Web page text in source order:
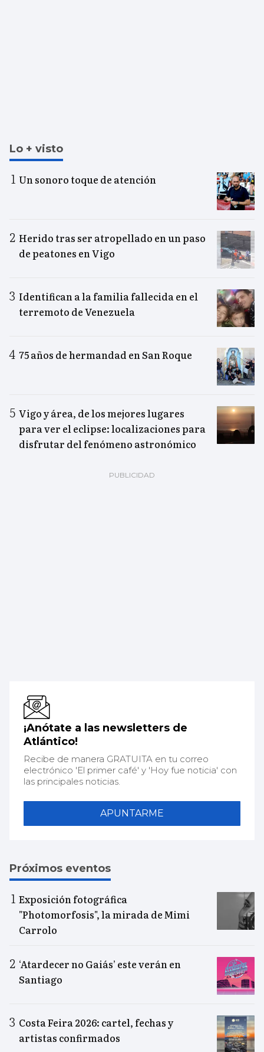
Lo + visto
Un sonoro toque de atención
Herido tras ser atropellado en un paso
de peatones en Vigo
Identifican a la familia fallecida en el
terremoto de Venezuela
75 años de hermandad en San Roque
Vigo y área, de los mejores lugares
para ver el eclipse: localizaciones para
disfrutar del fenómeno astronómico
¡Anótate a las newsletters de
Atlántico!
Recibe de manera GRATUITA en tu correo
electrónico 'El primer café' y 'Hoy fue noticia' con
las principales noticias.
APUNTARME
Próximos eventos
Exposición fotográfica
"Photomorfosis", la mirada de Mimi
Carrolo
‘Atardecer no Gaiás’ este verán en
Santiago
Costa Feira 2026: cartel, fechas y
artistas confirmados